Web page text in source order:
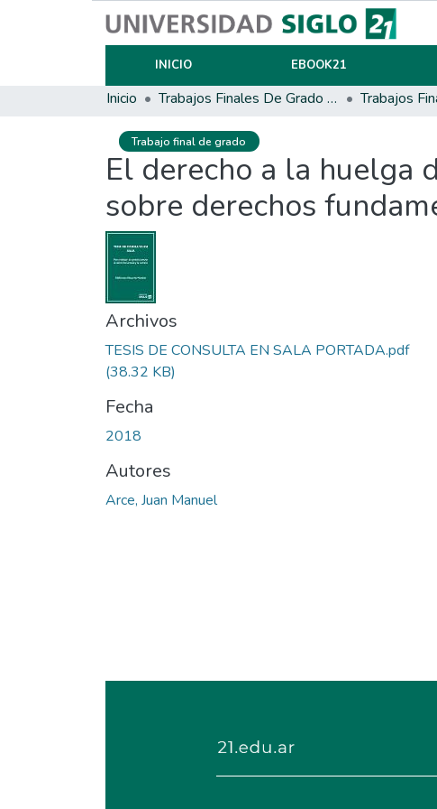
INICIO EBOOK21
Inicio Trabajos Finales De Grado Y Posgrado Trabajos
Trabajo final de grado
El derecho a la huelga
sobre derechos
Archivos
TESIS DE CONSULTA EN SALA PORTADA.pdf
(38.32 KB)
Fecha
2018
Autores
Arce, Juan Manuel